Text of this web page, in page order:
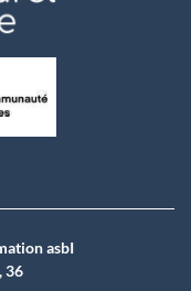
asbI
36